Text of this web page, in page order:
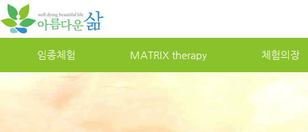
임종체험 MATRIXtherapy 체험의장